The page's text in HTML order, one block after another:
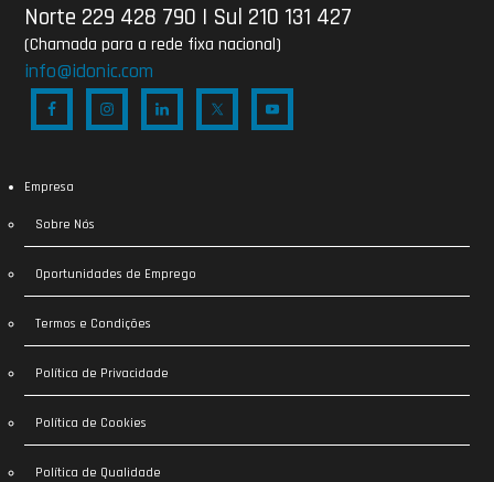
Norte 229 428 790 | Sul 210 131 427
(Chamada para a rede fixa nacional)
info@idonic.com
Empresa
Sobre Nós
Oportunidades de Emprego
Termos e Condições
Política de Privacidade
Política de Cookies
Política de Qualidade